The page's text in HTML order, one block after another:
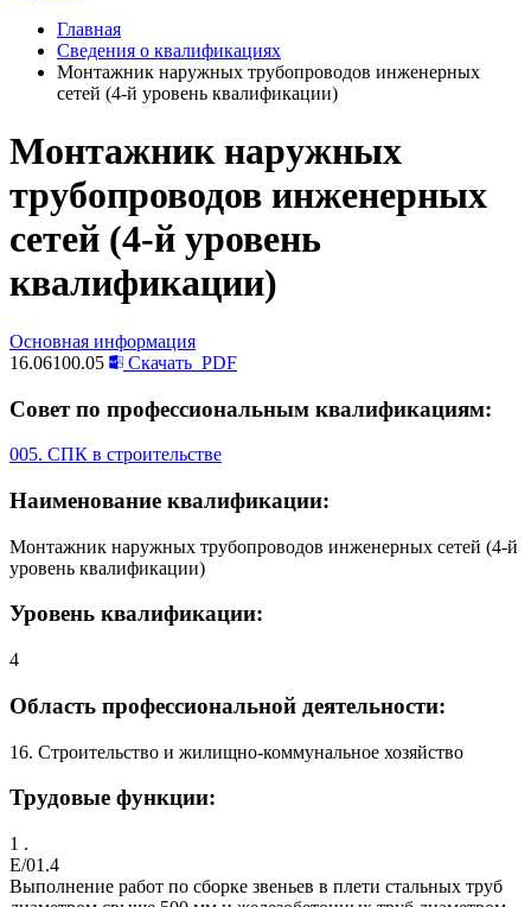
Главная
Сведения о квалификациях
Монтажник наружных трубопроводов инженерных
сетей (4-й уровень квалификации)
Монтажник наружных
трубопроводов инженерных
сетей (4-й уровень
квалификации)
Основная информация
16.06100.05
Скачать PDF
Совет по профессиональным квалификациям:
005. СПК в строительстве
Наименование квалификации:
Монтажник наружных трубопроводов инженерных сетей (4-й
уровень квалификации)
Уровень квалификации:
4
Область профессиональной деятельности:
16. Строительство и жилищно-коммунальное хозяйство
Трудовые функции:
1 .
E/01.4
Выполнение работ по сборке звеньев в плети стальных труб